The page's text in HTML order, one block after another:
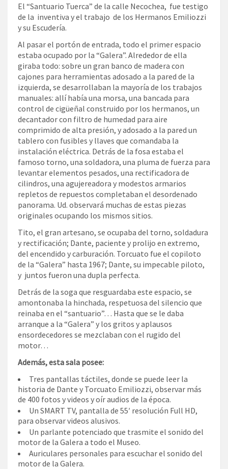
El “Santuario Tuerca” de la calle Necochea, fue testigo
de la inventiva y el trabajo de los Hermanos Emiliozzi
y su Escudería.
Al pasar el portón de entrada, todo el primer espacio
estaba ocupado por la “Galera”. Alrededor de ella
giraba todo: sobre un gran banco de madera con
cajones para herramientas adosado a la pared de la
izquierda, se desarrollaban la mayoría de los trabajos
manuales: allí había una morsa, una bancada para
control de cigüeñal construido por los hermanos, un
decantador con filtro de humedad para aire
comprimido de alta presión, y adosado a la pared un
tablero con fusibles y llaves que comandaba la
instalación eléctrica. Detrás de la fosa estaba el
famoso torno, una soldadora, una pluma de fuerza para
levantar elementos pesados, una rectificadora de
cilindros, una agujereadora y modestos armarios
repletos de repuestos completaban el desordenado
panorama. Ud. observará muchas de estas piezas
originales ocupando los mismos sitios.
Tito, el gran artesano, se ocupaba del torno, soldadura
y rectificación; Dante, paciente y prolijo en extremo,
del encendido y carburación. Torcuato fue el copiloto
de la “Galera” hasta 1967; Dante, su impecable piloto,
y juntos fueron una dupla perfecta.
Detrás de la soga que resguardaba este espacio, se
amontonaba la hinchada, respetuosa del silencio que
reinaba en el “santuario”… Hasta que se le daba
arranque a la “Galera” y los gritos y aplausos
ensordecedores se mezclaban con el rugido del
motor…
Además, esta sala posee:
Tres pantallas táctiles, donde se puede leer la
historia de Dante y Torcuato Emiliozzi, observar más
de 400 fotos y videos y oír audios de la época.
Un SMART TV, pantalla de 55′ resolución Full HD,
para observar videos alusivos.
Un parlante potenciado que trasmite el sonido del
motor de la Galera a todo el Museo.
Auriculares personales para escuchar el sonido del
motor de la Galera.